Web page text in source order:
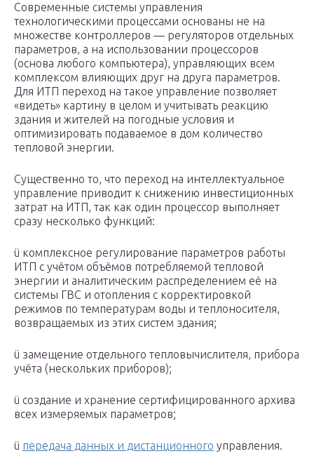
Современные системы управления
технологическими процессами основаны не на
множестве контроллеров — регуляторов отдельных
параметров, а на использовании процессоров
(основа любого компьютера), управляющих всем
комплексом влияющих друг на друга параметров.
Для ИТП переход на такое управление позволяет
«видеть» картину в целом и учитывать реакцию
здания и жителей на погодные условия и
оптимизировать подаваемое в дом количество
тепловой энергии.
Существенно то, что переход на интеллектуальное
управление приводит к снижению инвестиционных
затрат на ИТП, так как один процессор выполняет
сразу несколько функций:
ü комплексное регулирование параметров работы
ИТП с учётом объёмов потребляемой тепловой
энергии и аналитическим распределением её на
системы ГВС и отопления с корректировкой
режимов по температурам воды и теплоносителя,
возвращаемых из этих систем здания;
ü замещение отдельного тепловычислителя, прибора
учёта (нескольких приборов);
ü создание и хранение сертифицированного архива
всех измеряемых параметров;
ü передача данных и дистанционного управления.